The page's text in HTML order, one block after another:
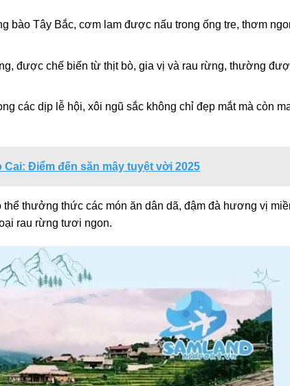
bào Tây Bắc, cơm lam được nấu trong ống tre, thơm
được chế biến từ thịt bò, gia vị và rau rừng, thường
các dịp lễ hội, xôi ngũ sắc không chỉ đẹp mắt mà còn
Cai: Điểm đến săn mây tuyệt vời 2025
thưởng thức các món ăn dân dã, đậm đà hương vị
rau rừng tươi ngon.